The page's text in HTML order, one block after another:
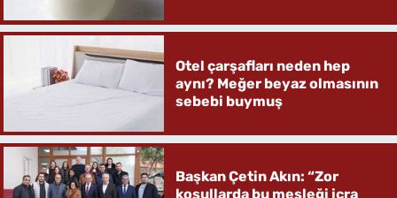
Otel çarşafları neden hep
aynı? Meğer beyaz olmasının
sebebi buymuş
Başkan Çetin Akın: “Zor
koşullarda bu mesleği icra